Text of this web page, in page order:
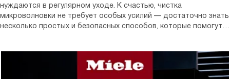
нуждаются в регулярном уходе. К счастью, чистка
микроволновки не требует особых усилий — достаточно знать
несколько простых и безопасных способов, которые помогут